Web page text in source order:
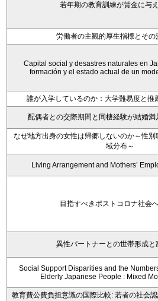
若年期の教育訓練が賃金に与
労働者の主観的厚生指標とその
Capital social y desastres naturales en
formación y el estado actual de un
誰が入学しているのか：大学難易度と推
配偶者との交際期間と同棲経験が結婚
なぜ地方出身の女性は帰郷しないのか～性
域分布～
Living Arrangement and Mothers’
目指すべきポストコロナ社会
異性パートナーとの世帯形成と
Social Support Disparities and the
Elderly Japanese People : Mixed
教育費公費負担意識の国際比較: 若者の社会